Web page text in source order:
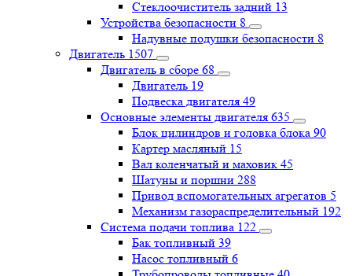
Стеклоочиститель задний 13
Устройства безопасности 8
Надувные подушки безопасности 8
Двигатель 1507
Двигатель в сборе 68
Двигатель 19
Подвеска двигателя 49
Основные элементы двигателя 635
Блок цилиндров и головка блока 90
Картер масляный 15
Вал коленчатый и маховик 45
Шатуны и поршни 288
Привод вспомогательных агрегатов 5
Механизм газораспределительный 192
Система подачи топлива 122
Бак топливный 39
Насос топливный 6